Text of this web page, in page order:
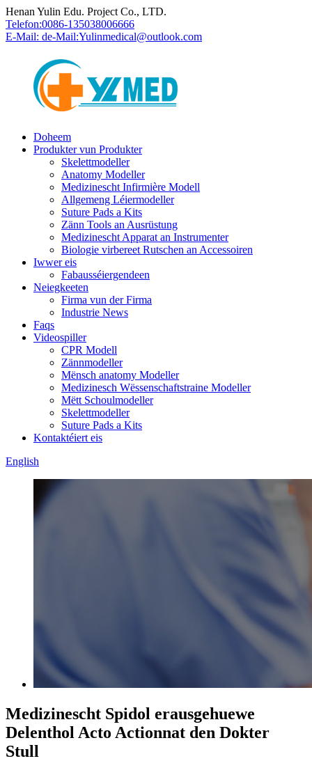
Henan Yulin Edu. Project Co., LTD.
Telefon:0086-135038006666
E-Mail: de-Mail:Yulinmedical@outlook.com
Doheem
Produkter vun Produkter
Skelettmodeller
Anatomy Modeller
Medizinescht Infirmière Modell
Allgemeng Léiermodeller
Suture Pads a Kits
Zänn Tools an Ausrüstung
Medizinescht Apparat an Instrumenter
Biologie virbereet Rutschen an Accessoiren
Iwwer eis
Fabausséiergendeen
Neiegkeeten
Firma vun der Firma
Industrie News
Faqs
Videospiller
CPR Modell
Zännmodeller
Mënsch anatomy Modeller
Medizinesch Wëssenschaftstraine Modeller
Mëtt Schoulmodeller
Skelettmodeller
Suture Pads a Kits
Kontaktéiert eis
English
Medizinescht Spidol erausgehuewe
Delenthol Acto Actionnat den Dokter
Stull